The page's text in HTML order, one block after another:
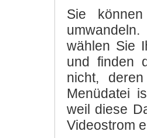
Sie
wählen Sie
und finden
nicht,
Menüdatei
weil diese
Videostrom